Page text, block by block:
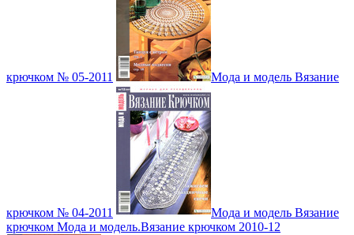
крючком № 05-2011 Мода и модель Вязание
крючком № 04-2011
Мода и модель Вязание
крючком Мода и модель.Вязание крючком 2010-12